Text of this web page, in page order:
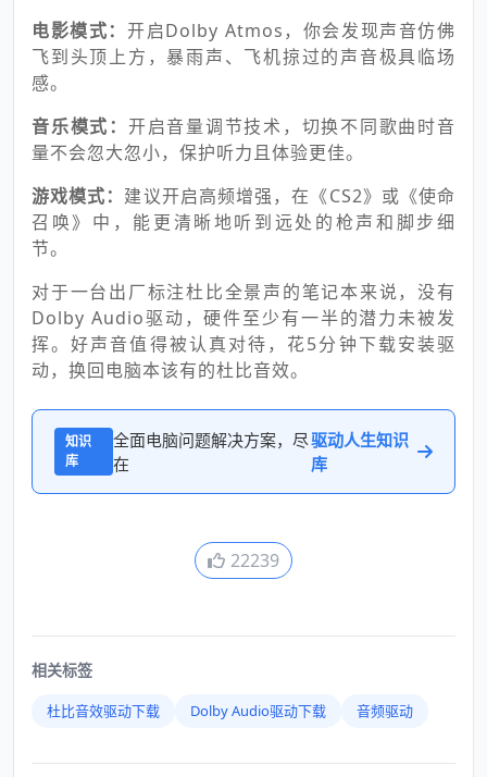
电影模式： 开启Dolby Atmos，你会发现声音仿佛
飞到头顶上方，暴雨声、飞机掠过的声音极具临场
感。
音乐模式： 开启音量调节技术，切换不同歌曲时音
量不会忽大忽小，保护听力且体验更佳。
游戏模式： 建议开启高频增强，在《CS2》或《使命
召唤》中，能更清晰地听到远处的枪声和脚步细
节。
对于一台出厂标注杜比全景声的笔记本来说，没有
Dolby Audio驱动，硬件至少有一半的潜力未被发
挥。好声音值得被认真对待，花5分钟下载安装驱
动，换回电脑本该有的杜比音效。
知识
库
全面电脑问题解决方案，尽
在
驱动人生知识
库
22239
相关标签
杜比音效驱动下载 Dolby Audio驱动下载 音频驱动